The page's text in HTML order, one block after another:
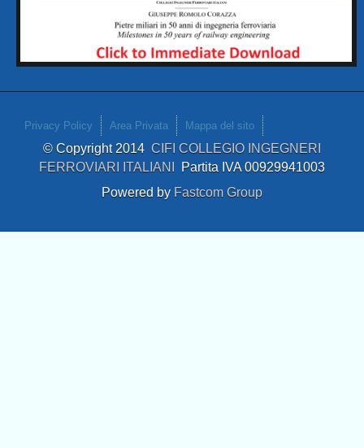
Privacy Policy Area Privata Mappa del sito
© Copyright 2014 CIFI COLLEGIO INGEGNERI
FERROVIARI ITALIANI Partita IVA 00929941003
Powered by Fastcom Group